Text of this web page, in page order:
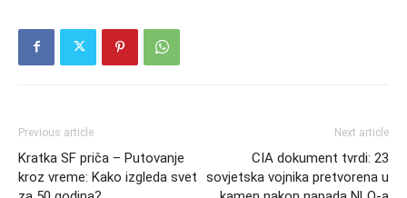
Previous article
Kratka SF priča – Putovanje
kroz vreme: Kako izgleda svet
Next article
CIA dokument tvrdi: 23
sovjetska vojnika pretvorena u